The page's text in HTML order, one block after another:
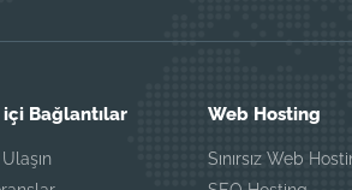
içi Bağlantılar Web Hosting
Sınırsız Web